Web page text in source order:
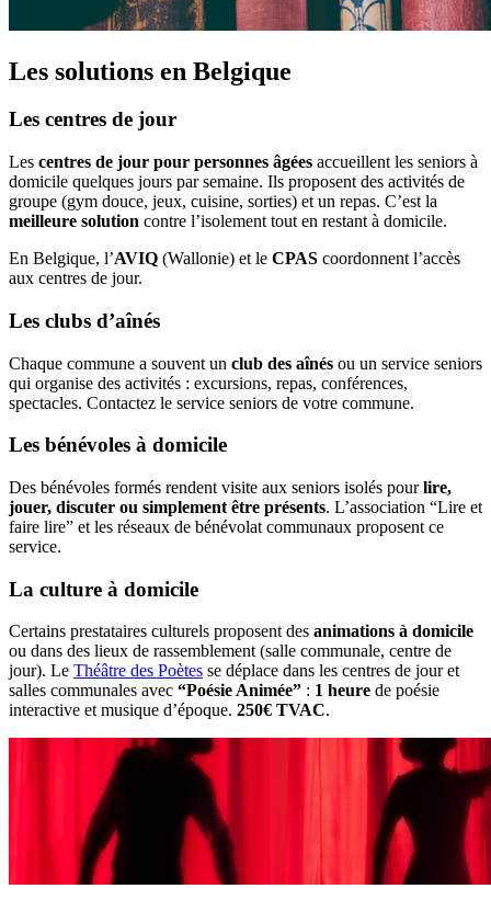
Les solutions en Belgique
Les centres de jour
Les centres de jour pour personnes âgées accueillent les seniors à
domicile quelques jours par semaine. Ils proposent des activités de
groupe (gym douce, jeux, cuisine, sorties) et un repas. C’est la
meilleure solution contre l’isolement tout en restant à domicile.
En Belgique, l’AVIQ (Wallonie) et le CPAS coordonnent l’accès
aux centres de jour.
Les clubs d’aînés
Chaque commune a souvent un club des aînés ou un service seniors
qui organise des activités : excursions, repas, conférences,
spectacles. Contactez le service seniors de votre commune.
Les bénévoles à domicile
Des bénévoles formés rendent visite aux seniors isolés pourlire,
jouer, discuter ou simplement être présents. L’association “Lire et
faire lire” et les réseaux de bénévolat communaux proposent ce
service.
La culture à domicile
Certains prestataires culturels proposent des animations à domicile
ou dans des lieux de rassemblement (salle communale, centre de
jour). Le Théâtre des Poètes se déplace dans les centres de jour et
salles communales avec “Poésie Animée” : 1 heure de poésie
interactive et musique d’époque. 250€ TVAC.